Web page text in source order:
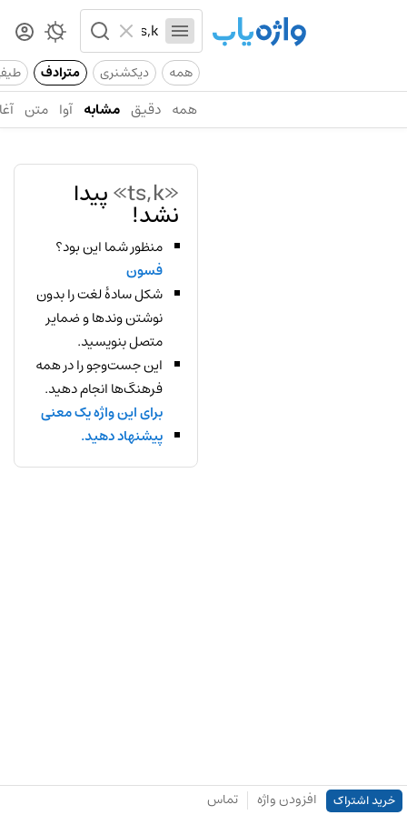
همه دیکشنری مترادف
همه دقیق مشابه آوا متن
«ts,k» پیدا
نشد!
منظور شما این بود؟
فسون
شکل سادهٔ لغت را بدون
نوشتن وندها و ضمایر
متصل بنویسید.
این جست‌وجو را در همه
فرهنگ‌ها انجام دهید.
برای این واژه یک معنی
پیشنهاد دهید.
خرید اشتراک افزودن واژه تماس